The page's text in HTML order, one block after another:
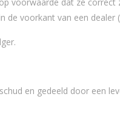
voorkant van een dealer
en gedeeld door een